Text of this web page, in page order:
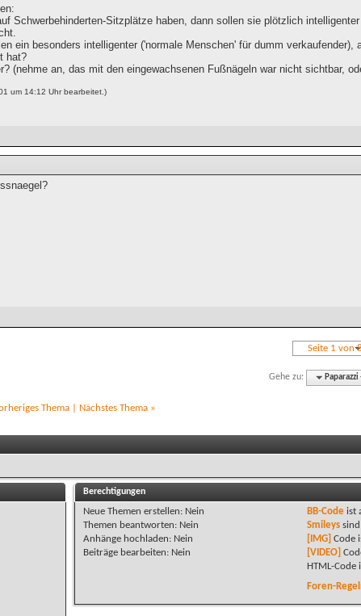
Schwerbehinderten-Sitzplätze haben, dann sollen sie plötzlich
ein besonders intelligenter ('normale Menschen' für dumm verkaufender),
hat?
(nehme an, das mit den eingewachsenen Fußnägeln war nicht sichtbar,
um 14:12 Uhr bearbeitet.)
Seite 1 von 8
Gehe zu:
Thema| Nächstes Thema »
Berechtigungen
Neue Themen erstellen: Nein
Themen beantworten: Nein
Anhänge hochladen: Nein
Beiträge bearbeiten: Nein
BB-Codeist
Smileyssind
[IMG] Code
[VIDEO]
HTML-Code
Foren-